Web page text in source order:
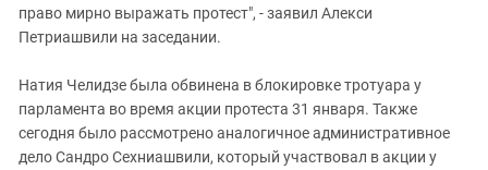
право мирно выражать протест", - заявил Алекси
Петриашвили на заседании.
Натия Челидзе была обвинена в блокировке тротуара у
парламента во время акции протеста 31 января. Также
сегодня было рассмотрено аналогичное административное
дело Сандро Сехниашвили, который участвовал в акции у